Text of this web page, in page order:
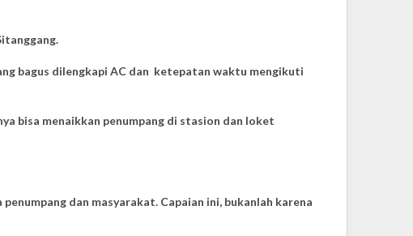
bagus dilengkapi AC dan ketepatan waktu mengikuti
bisa menaikkan penumpang di stasion dan loket
dan masyarakat. Capaian ini, bukanlah karena